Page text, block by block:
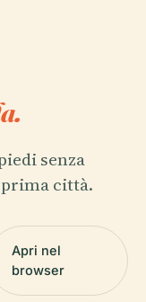
senza
città.
Apri nel
browser